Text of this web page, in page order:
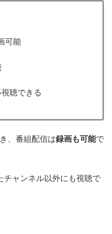
可能
聴できる
、番組配信は録画も可能で
チャンネル以外にも視聴で